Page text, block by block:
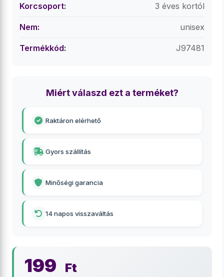
Korcsoport: 3 éves kortól
Nem: unisex
Termékkód: J97481
Miért válaszd ezt a terméket?
Raktáron elérhető
Gyors szállítás
Minőségi garancia
14 napos visszaváltás
199 Ft